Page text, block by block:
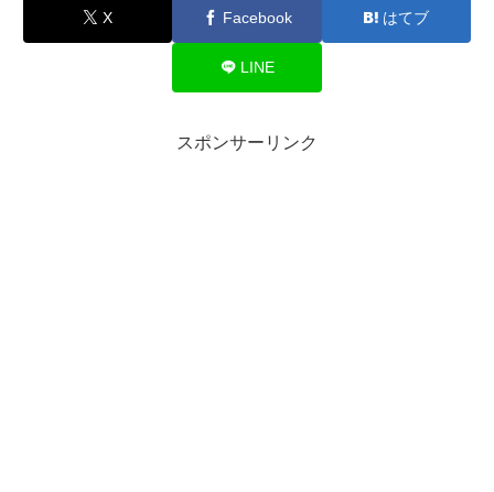
X Facebook はてブ
LINE
スポンサーリンク